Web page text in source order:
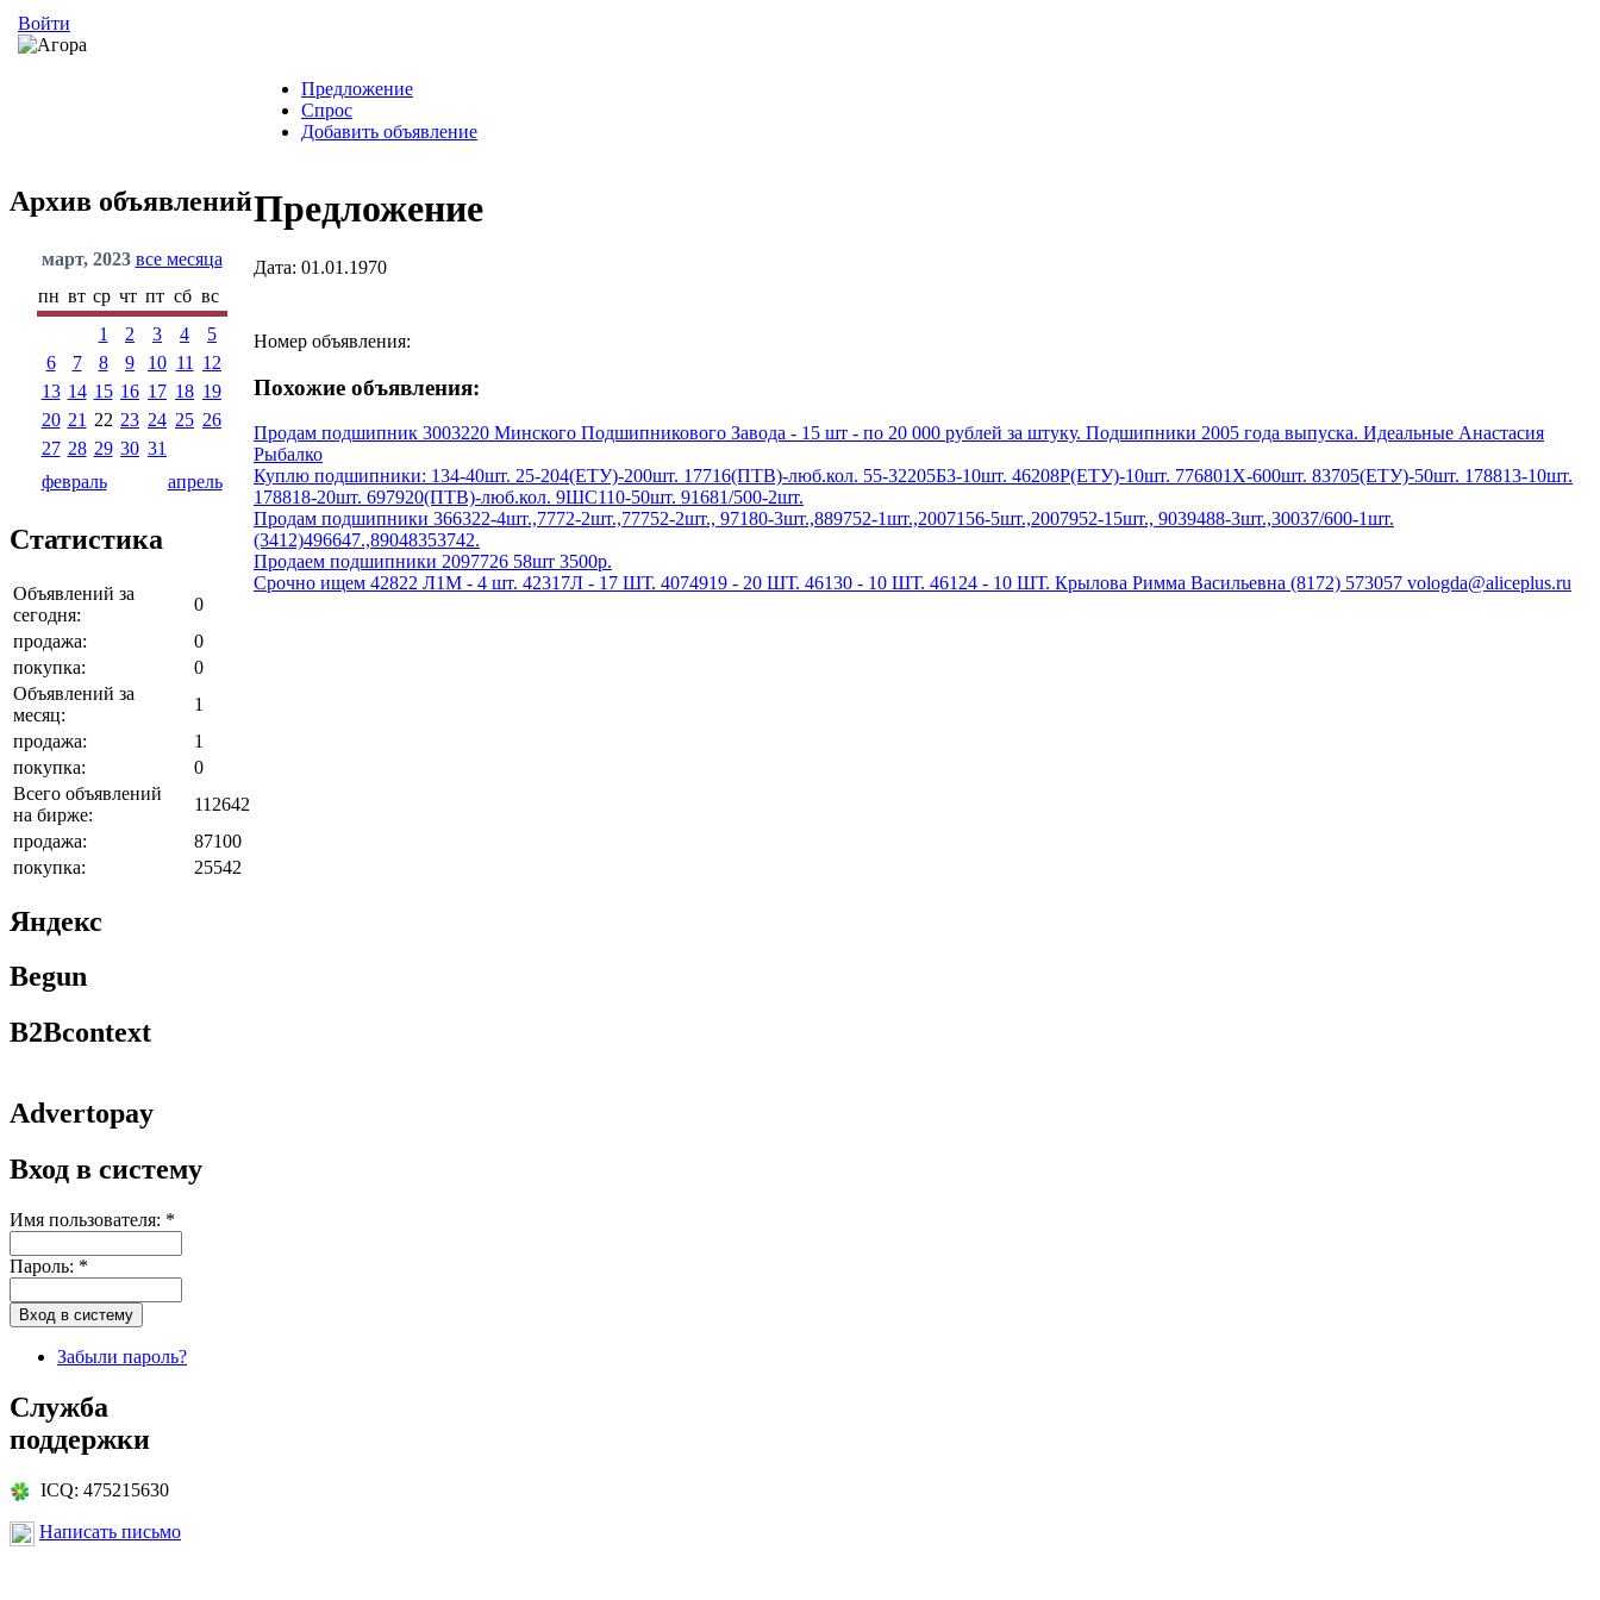
Войти
Предложение
Спрос
Добавить объявление
Архив объявлений
март, 2023 все месяца
пн вт ср чт пт сб вс
1
2 3 4
5
6
7 8 9 10 11
12
13 14 15 16 17 18 19
20 21 22 23 24 25 26
27 28 29 30 31
февраль
апрель
Статистика
Объявлений за
сегодня:
0
продажа:
0
покупка:
0
Объявлений за
месяц:
1
продажа:
1
покупка:
0
Всего объявлений
на бирже:
112642
продажа:
87100
покупка:
25542
Яндекс
Begun
B2Bcontext
Advertopay
Вход в систему
Имя пользователя: *
Пароль: *
Забыли пароль?
Служба
поддержки
ICQ: 475215630
Написать письмо
Предложение
Дата: 01.01.1970
Номер объявления:
Похожие объявления:
Продам подшипник 3003220 Минского Подшипникового Завода - 15 шт - по 20 000 рублей за штуку. Подшипники 2005 года выпуска. Идеальные Анастасия
Рыбалко
Куплю подшипники: 134-40шт. 25-204(ЕТУ)-200шт. 17716(ПТВ)-люб.кол. 55-32205Б3-10шт. 46208Р(ЕТУ)-10шт. 776801Х-600шт. 83705(ЕТУ)-50шт. 178813-10шт.
178818-20шт. 697920(ПТВ)-люб.кол. 9ШС110-50шт. 91681/500-2шт.
Продам подшипники 366322-4шт.,7772-2шт.,77752-2шт., 97180-3шт.,889752-1шт.,2007156-5шт.,2007952-15шт., 9039488-3шт.,30037/600-1шт.
(3412)496647.,89048353742.
Продаем подшипники 2097726 58шт 3500р.
Срочно ищем 42822 Л1М - 4 шт. 42317Л - 17 ШТ. 4074919 - 20 ШТ. 46130 - 10 ШТ. 46124 - 10 ШТ. Крылова Римма Васильевна (8172) 573057 vologda@aliceplus.ru